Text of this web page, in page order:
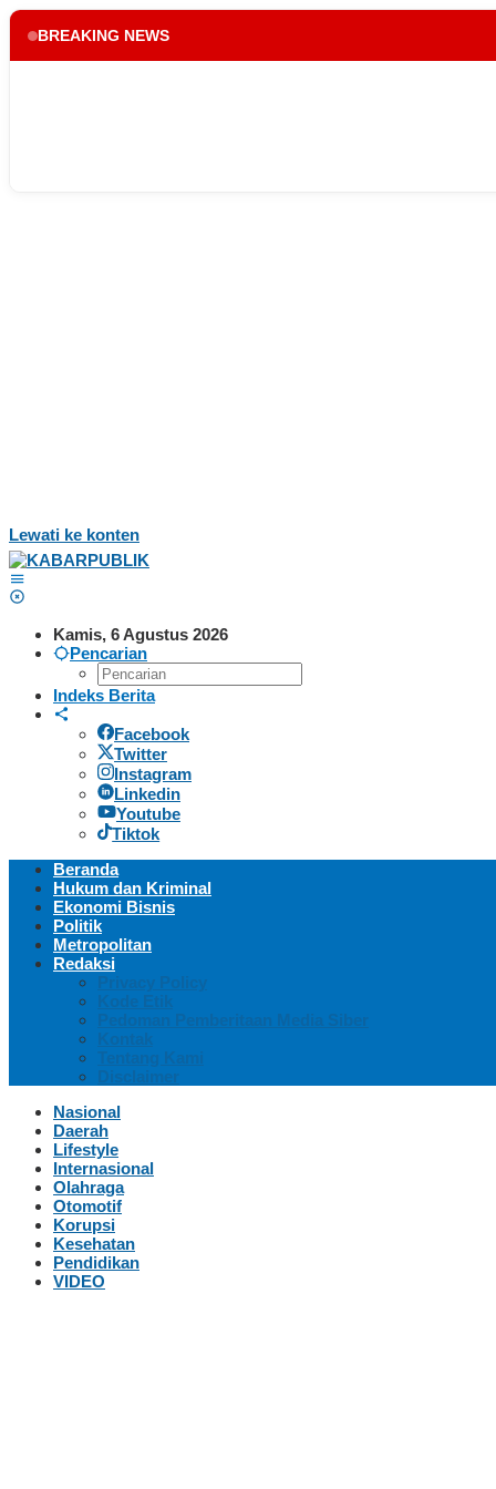
BREAKING NEWS
Lewati ke konten
Kamis, 6 Agustus 2026
Pencarian
Indeks Berita
Facebook
Twitter
Instagram
Linkedin
Youtube
Tiktok
Beranda
Hukum dan Kriminal
Ekonomi Bisnis
Politik
Metropolitan
Redaksi
Privacy Policy
Kode Etik
Pedoman Pemberitaan Media Siber
Kontak
Tentang Kami
Disclaimer
Nasional
Daerah
Lifestyle
Internasional
Olahraga
Otomotif
Korupsi
Kesehatan
Pendidikan
VIDEO